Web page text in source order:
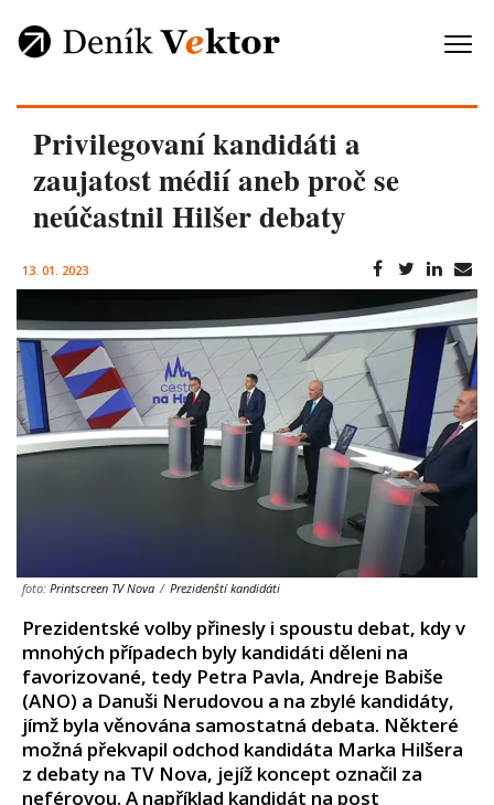
Privilegovaní kandidáti a
zaujatost médií aneb proč se
neúčastnil Hilšer debaty
13. 01. 2023
foto: Printscreen TV Nova / Prezidenští kandidáti
Prezidentské volby přinesly i spoustu debat, kdy v
mnohých případech byly kandidáti děleni na
favorizované, tedy Petra Pavla, Andreje Babiše
(ANO) a Danuši Nerudovou a na zbylé kandidáty,
jímž byla věnována samostatná debata. Některé
možná překvapil odchod kandidáta Marka Hilšera
z debaty na TV Nova, jejíž koncept označil za
neférovou. A například kandidát na post